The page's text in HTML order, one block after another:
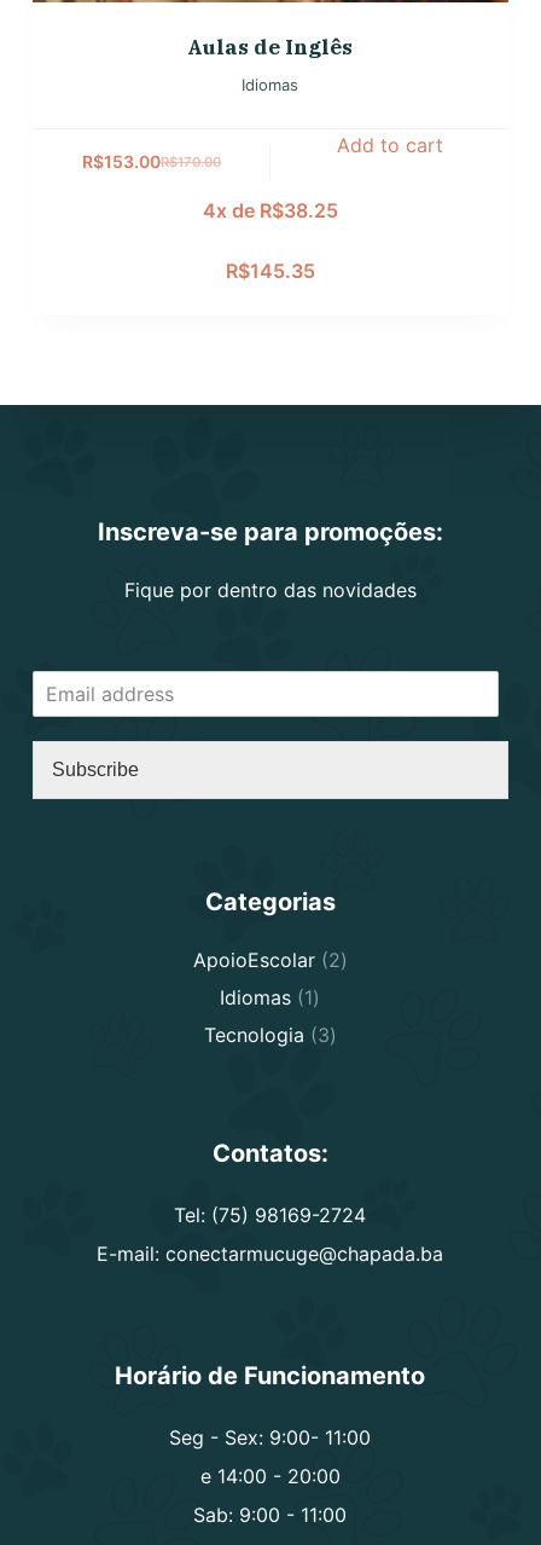
Aulas de Inglês
Idiomas
R$170.00
R$153.00
Add to cart
4x de R$38.25
R$145.35
Inscreva-se para promoções:
Fique por dentro das novidades
Subscribe
Categorias
ApoioEscolar 22
Idiomas 11
product
Tecnologia 33
Contatos:
Tel: (75) 98169-2724
E-mail: conectarmucuge@chapada.ba
Horário de Funcionamento
Seg - Sex: 9:00- 11:00
e 14:00 - 20:00
Sab: 9:00 - 11:00